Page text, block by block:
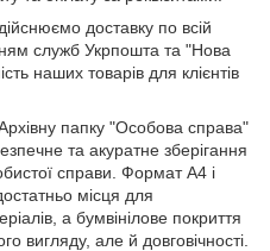
доставку по всій
служб Укрпошта та "Нова
наших товарів для клієнтів
папку "Особова справа"
та акуратне зберігання
справи. Формат А4 і
місця для
а бумвінілове покриття
вигляду, але й довговічності.